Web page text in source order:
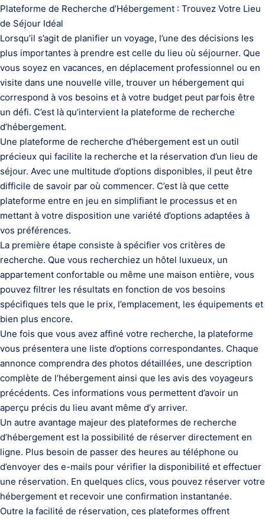
Plateforme de Recherche d’Hébergement : Trouvez Votre Lieu
de Séjour Idéal
Lorsqu’il s’agit de planifier un voyage, l’une des décisions les
plus importantes à prendre est celle du lieu où séjourner. Que
vous soyez en vacances, en déplacement professionnel ou en
visite dans une nouvelle ville, trouver un hébergement qui
correspond à vos besoins et à votre budget peut parfois être
un défi. C’est là qu’intervient la plateforme de recherche
d’hébergement.
Une plateforme de recherche d’hébergement est un outil
précieux qui facilite la recherche et la réservation d’un lieu de
séjour. Avec une multitude d’options disponibles, il peut être
difficile de savoir par où commencer. C’est là que cette
plateforme entre en jeu en simplifiant le processus et en
mettant à votre disposition une variété d’options adaptées à
vos préférences.
La première étape consiste à spécifier vos critères de
recherche. Que vous recherchiez un hôtel luxueux, un
appartement confortable ou même une maison entière, vous
pouvez filtrer les résultats en fonction de vos besoins
spécifiques tels que le prix, l’emplacement, les équipements et
bien plus encore.
Une fois que vous avez affiné votre recherche, la plateforme
vous présentera une liste d’options correspondantes. Chaque
annonce comprendra des photos détaillées, une description
complète de l’hébergement ainsi que les avis des voyageurs
précédents. Ces informations vous permettent d’avoir un
aperçu précis du lieu avant même d’y arriver.
Un autre avantage majeur des plateformes de recherche
d’hébergement est la possibilité de réserver directement en
ligne. Plus besoin de passer des heures au téléphone ou
d’envoyer des e-mails pour vérifier la disponibilité et effectuer
une réservation. En quelques clics, vous pouvez réserver votre
hébergement et recevoir une confirmation instantanée.
Outre la facilité de réservation, ces plateformes offrent